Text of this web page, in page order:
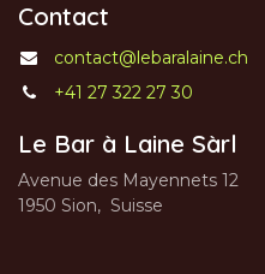
Contact
contact@lebaralaine.ch
+41 27 322 27 30
Le Bar à Laine Sàrl
Avenue des Mayennets 12
1950 Sion, Suisse